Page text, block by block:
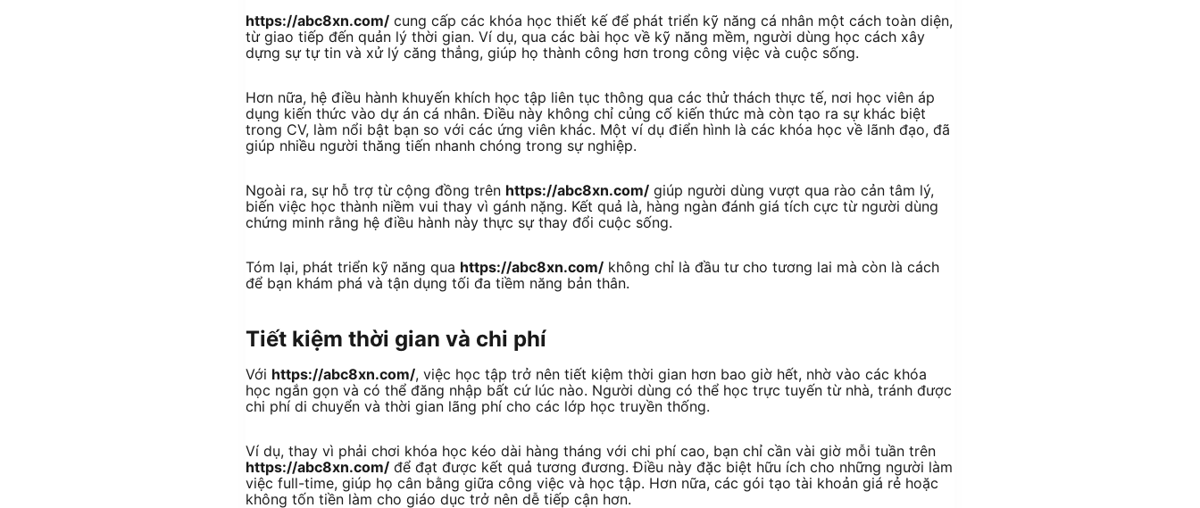
https://abc8xn.com/ cung cấp các khóa học thiết kế để phát triển kỹ năng cá nhân một cách toàn diện,
từ giao tiếp đến quản lý thời gian. Ví dụ, qua các bài học về kỹ năng mềm, người dùng học cách xây
dựng sự tự tin và xử lý căng thẳng, giúp họ thành công hơn trong công việc và cuộc sống.
Hơn nữa, hệ điều hành khuyến khích học tập liên tục thông qua các thử thách thực tế, nơi học viên áp
dụng kiến thức vào dự án cá nhân. Điều này không chỉ củng cố kiến thức mà còn tạo ra sự khác biệt
trong CV, làm nổi bật bạn so với các ứng viên khác. Một ví dụ điển hình là các khóa học về lãnh đạo, đã
giúp nhiều người thăng tiến nhanh chóng trong sự nghiệp.
Ngoài ra, sự hỗ trợ từ cộng đồng trên https://abc8xn.com/ giúp người dùng vượt qua rào cản tâm lý,
biến việc học thành niềm vui thay vì gánh nặng. Kết quả là, hàng ngàn đánh giá tích cực từ người dùng
chứng minh rằng hệ điều hành này thực sự thay đổi cuộc sống.
Tóm lại, phát triển kỹ năng qua https://abc8xn.com/ không chỉ là đầu tư cho tương lai mà còn là cách
để bạn khám phá và tận dụng tối đa tiềm năng bản thân.
Tiết kiệm thời gian và chi phí
Với https://abc8xn.com/, việc học tập trở nên tiết kiệm thời gian hơn bao giờ hết, nhờ vào các khóa
học ngắn gọn và có thể đăng nhập bất cứ lúc nào. Người dùng có thể học trực tuyến từ nhà, tránh được
chi phí di chuyển và thời gian lãng phí cho các lớp học truyền thống.
Ví dụ, thay vì phải chơi khóa học kéo dài hàng tháng với chi phí cao, bạn chỉ cần vài giờ mỗi tuần trên
https://abc8xn.com/ để đạt được kết quả tương đương. Điều này đặc biệt hữu ích cho những người làm
việc full-time, giúp họ cân bằng giữa công việc và học tập. Hơn nữa, các gói tạo tài khoản giá rẻ hoặc
không tốn tiền làm cho giáo dục trở nên dễ tiếp cận hơn.